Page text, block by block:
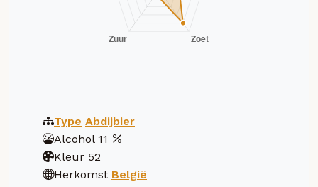
Type Abdijbier
Alcohol 11
Kleur 52
Herkomst België